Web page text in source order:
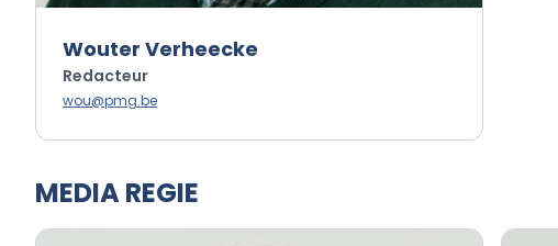
Wouter Verheecke
Redacteur
wou@pmg.be
MEDIA REGIE